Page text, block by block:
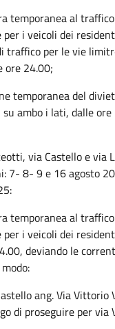
temporanea al
per i veicoli dei
traffico per le vie
ore 24.00;
temporanea del
su ambo i lati, dalle
via Castello e via
7- 8- 9 e 16 agosto
temporanea al
per i veicoli dei
deviando le
ang. Via Vittorio
di proseguire per via